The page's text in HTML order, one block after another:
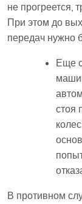
не прогреется,
При этом до
передач нужно
Еще
стоя
В противном